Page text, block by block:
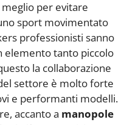
per evitare
sport movimentato
professionisti sanno
elemento tanto piccolo
la collaborazione
settore è molto forte
e performanti modelli.
accanto a manopole